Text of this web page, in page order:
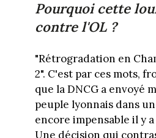
Pourquoi cette
contre l'OL ?
"Rétrogradation en
2". C'est par ces mots,
que la DNCG a envoyé
peuple lyonnais dans
encore impensable il y
Une décision qui